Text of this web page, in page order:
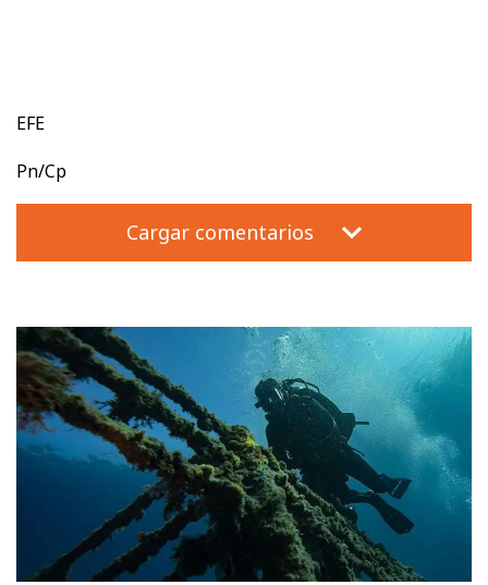
EFE
Pn/Cp
Cargar comentarios